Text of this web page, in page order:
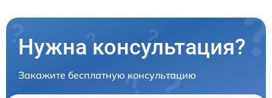
Нужна консультация?
Закажите бесплатную консультацию